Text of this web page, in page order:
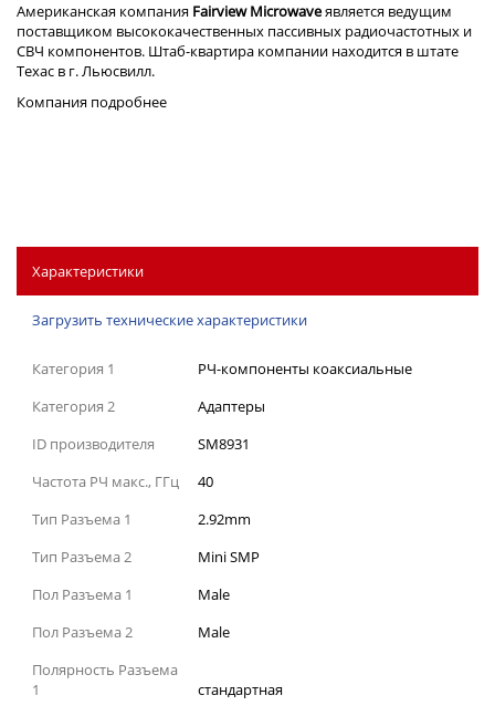
Американская компания Fairview Microwaveявляется ведущим
поставщиком высококачественных пассивных радиочастотных и
СВЧ компонентов. Штаб-квартира компании находится в штате
Техас в г. Льюсвилл.
Компания подробнее
Характеристики
Загрузить технические характеристики
Категория 1
РЧ-компоненты коаксиальные
Категория 2
Адаптеры
ID производителя
SM8931
Частота РЧ макс., ГГц
40
Тип Разъема 1
2.92mm
Тип Разъема 2
Mini SMP
Пол Разъема 1
Male
Пол Разъема 2
Male
Полярность Разъема
1
стандартная